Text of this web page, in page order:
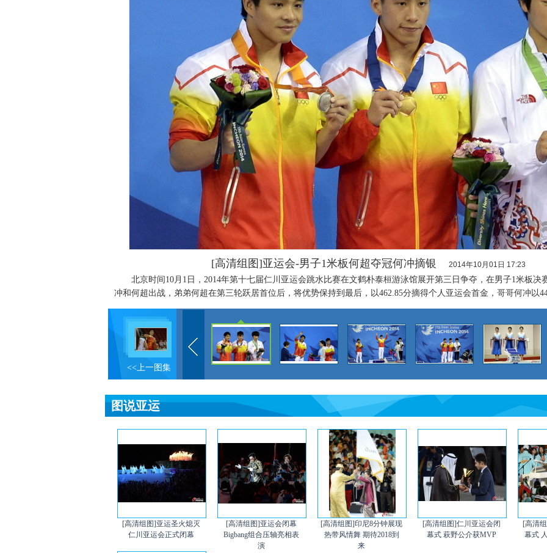
[高清组图]亚运会-男子1米板何超夺冠何冲摘银 2014年10月01日 17:23
北京时间10月1日，2014年第十七届仁川亚运会跳水比赛在文鹤朴泰桓游泳馆展开第三日争夺，在男子1米板决
冲和何超出战，弟弟何超在第三轮跃居首位后，将优势保持到最后，以462.85分摘得个人亚运会首金，哥哥何冲以
<<上一图集
图说亚运
[高清组图]亚运圣火熄灭
仁川亚运会正式闭幕
[高清组图]亚运会闭幕
Bigbang组合压轴亮相表
演
[高清组图]印尼8分钟展现
热带风情舞 期待2018到
来
[高清组图]仁川亚运会闭
幕式 萩野公介获MVP
[高清
幕式